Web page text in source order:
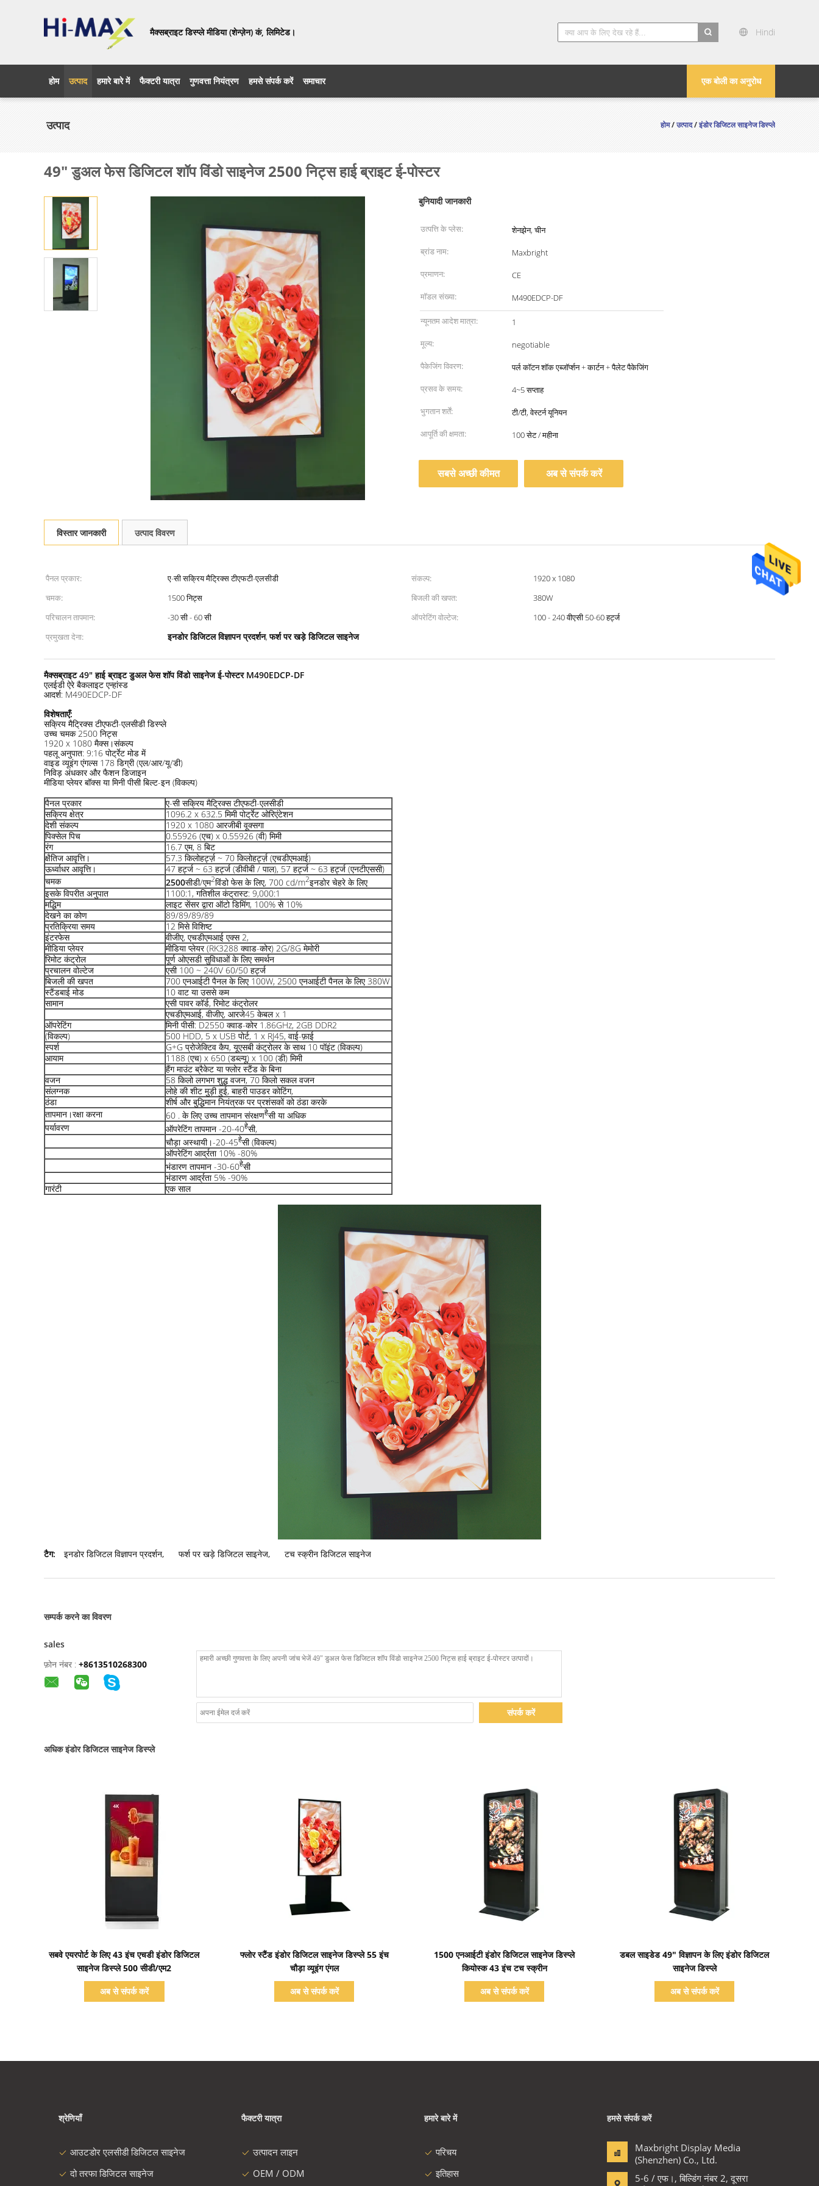
मैक्सब्राइट डिस्प्ले मीडिया (शेन्ज़ेन) कं, लिमिटेड।
Hindi
एक बोली का अनुरोध
होम उत्पाद हमारे बारे में फैक्टरी यात्रा गुणवत्ता नियंत्रण हमसे संपर्क करें समाचार
उत्पाद होम/उत्पाद/इंडोर डिजिटल साइनेज डिस्प्ले
49" डुअल फेस डिजिटल शॉप विंडो साइनेज 2500 निट्स हाई ब्राइट ई-पोस्टर
बुनियादी जानकारी
उत्पत्ति के प्लेस:
शेनझेन, चीन
ब्रांड नाम:
Maxbright
प्रमाणन:
CE
मॉडल संख्या:
M490EDCP-DF
न्यूनतम आदेश मात्रा:
1
मूल्य:
negotiable
पैकेजिंग विवरण:
पर्ल कॉटन शॉक एब्जॉर्प्शन + कार्टन + पैलेट पैकेजिंग
प्रसव के समय:
4~5 सप्ताह
भुगतान शर्तें:
टी/टी, वेस्टर्न यूनियन
आपूर्ति की क्षमता:
100 सेट / महीना
सबसे अच्छी कीमत अब से संपर्क करें
विस्तार जानकारी उत्पाद विवरण
पैनल प्रकार: ए-सी सक्रिय मैट्रिक्स टीएफटी-एलसीडी संकल्प:
1920 x 1080
चमक:
1500 निट्स बिजली की खपत:
380W
परिचालन तापमान:
-30 सी - 60 सी ऑपरेटिंग वोल्टेज:
100 - 240 वीएसी 50-60 हर्ट्ज
प्रमुखता देना:
इनडोर डिजिटल विज्ञापन प्रदर्शन,फर्श पर खड़े डिजिटल साइनेज
मैक्सब्राइट 49" हाई ब्राइट डुअल फेस शॉप विंडो साइनेज ई-पोस्टर M490EDCP-DF
एलईडी ऐरे बैकलाइट एन्हांस्ड
आदर्श: M490EDCP-DF
विशेषताएँ:
सक्रिय मैट्रिक्स टीएफटी-एलसीडी डिस्प्ले
उच्च चमक 2500 निट्स
1920 x 1080 मैक्स।संकल्प
पहलू अनुपात: 9:16 पोर्ट्रेट मोड में
वाइड व्यूइंग एंगल्स 178 डिग्री (एल/आर/यू/डी)
निविड़ अंधकार और फैशन डिजाइन
मीडिया प्लेयर बॉक्स या मिनी पीसी बिल्ट-इन (विकल्प)
पैनल प्रकार
ए-सी सक्रिय मैट्रिक्स टीएफटी-एलसीडी
सक्रिय क्षेत्र
1096.2 x 632.5 मिमी पोर्ट्रेट ओरिएंटेशन
देशी संकल्प
1920 x 1080 आरजीबी वूक्सगा
पिक्सेल पिच
0.55926 (एच) x 0.55926 (वी) मिमी
रंग
16.7 एम, 8 बिट
क्षैतिज आवृत्ति।
57.3 किलोहर्ट्ज़ ~ 70 किलोहर्ट्ज़ (एचडीएमआई)
ऊर्ध्वाधर आवृत्ति।
47 हर्ट्ज ~ 63 हर्ट्ज (डीवीबी / पाल), 57 हर्ट्ज ~ 63 हर्ट्ज (एनटीएससी)
चमक
2500सीडी/एम2विंडो फेस के लिए, 700 cd/m2इनडोर चेहरे के लिए
इसके विपरीत अनुपात
1100:1, गतिशील कंट्रास्ट: 9,000:1
मद्धिम
लाइट सेंसर द्वारा ऑटो डिमिंग, 100% से 10%
देखने का कोण
89/89/89/89
प्रतिक्रिया समय
12 मिसे विशिष्ट
इंटरफेस
वीजीए, एचडीएमआई एक्स 2,
मीडिया प्लेयर
मीडिया प्लेयर (RK3288 क्वाड-कोर) 2G/8G मेमोरी
रिमोट कंट्रोल
पूर्ण ओएसडी सुविधाओं के लिए समर्थन
प्रचालन वोल्टेज
एसी 100 ~ 240V 60/50 हर्ट्ज
बिजली की खपत
700 एनआईटी पैनल के लिए 100W, 2500 एनआईटी पैनल के लिए 380W
स्टैंडबाई मोड
10 वाट या उससे कम
सामान
एसी पावर कॉर्ड, रिमोट कंट्रोलर
एचडीएमआई, वीजीए, आरजे45 केबल x 1
ऑपरेटिंग
मिनी पीसी: D2550 क्वाड-कोर 1.86GHz, 2GB DDR2
(विकल्प)
500 HDD, 5 x USB पोर्ट, 1 x RJ45, वाई-फ़ाई
स्पर्श
G+G प्रोजेक्टिव कैप, यूएसबी कंट्रोलर के साथ 10 पॉइंट (विकल्प)
आयाम
1188 (एच) x 650 (डब्ल्यू) x 100 (डी) मिमी
हैंग माउंट ब्रैकेट या फ्लोर स्टैंड के बिना
वजन
58 किलो लगभग शुद्ध वजन, 70 किलो सकल वजन
संलग्नक
लोहे की शीट मुड़ी हुई, बाहरी पाउडर कोटिंग,
ठंडा
शीर्ष और बुद्धिमान नियंत्रक पर प्रशंसकों को ठंडा करके
तापमान।रक्षा करना
60 . के लिए उच्च तापमान संरक्षणहेसी या अधिक
पर्यावरण
ऑपरेटिंग तापमान -20-40हेसी,
चौड़ा अस्थायी।-20-45हेसी (विकल्प)
ऑपरेटिंग आर्द्रता 10% -80%
भंडारण तापमान -30-60हेसी
भंडारण आर्द्रता 5% -90%
गारंटी
एक साल
टैग: इनडोर डिजिटल विज्ञापन प्रदर्शन, फर्श पर खड़े डिजिटल साइनेज, टच स्क्रीन डिजिटल साइनेज
सम्पर्क करने का विवरण
sales
फ़ोन नंबर : +8613510268300
संपर्क करें
अधिक इंडोर डिजिटल साइनेज डिस्प्ले
प्रदर्शन का विवरण
सबवे एयरपोर्ट के लिए 43 इंच एचडी इंडोर डिजिटल
साइनेज डिस्प्ले 500 सीडी/एम2
अब से संपर्क करें
प्रदर्शन का विवरण
फ्लोर स्टैंड इंडोर डिजिटल साइनेज डिस्प्ले 55 इंच
चौड़ा व्यूइंग एंगल
अब से संपर्क करें
प्रदर्शन का विवरण
1500 एनआईटी इंडोर डिजिटल साइनेज डिस्प्ले
कियोस्क 43 इंच टच स्क्रीन
अब से संपर्क करें
प्रदर्शन का विवरण
डबल साइडेड 49" विज्ञापन के लिए इंडोर डिजिटल
साइनेज डिस्प्ले
अब से संपर्क करें
श्रेणियाँ
आउटडोर एलसीडी डिजिटल साइनेज
दो तरफा डिजिटल साइनेज
फैक्टरी यात्रा
उत्पादन लाइन
OEM / ODM
हमारे बारे में
परिचय
इतिहास
हमसे संपर्क करें
Maxbright Display Media
(Shenzhen) Co., Ltd.
5-6 / एफ।, बिल्डिंग नंबर 2, दूसरा